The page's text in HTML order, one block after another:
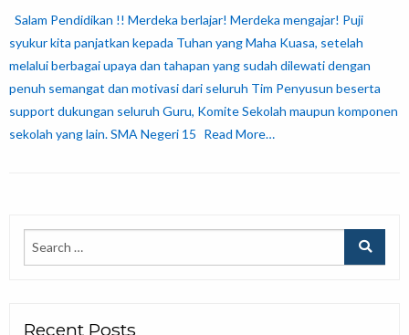
Salam Pendidikan !! Merdeka berlajar! Merdeka mengajar! Puji
syukur kita panjatkan kepada Tuhan yang Maha Kuasa, setelah
melalui berbagai upaya dan tahapan yang sudah dilewati dengan
penuh semangat dan motivasi dari seluruh Tim Penyusun beserta
support dukungan seluruh Guru, Komite Sekolah maupun komponen
sekolah yang lain. SMA Negeri 15 Read More…
Recent Posts